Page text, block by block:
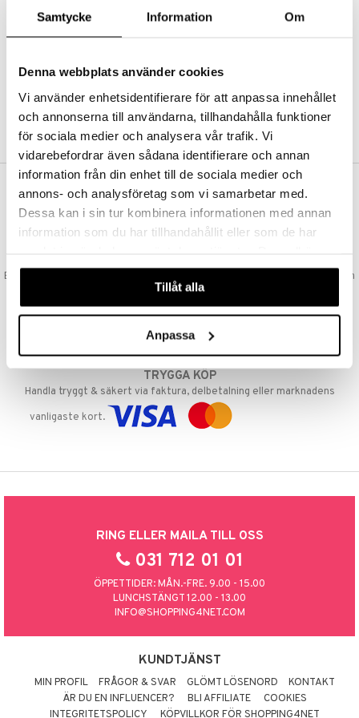
Samtycke Information Om
Denna webbplats använder cookies
Vi använder enhetsidentifierare för att anpassa innehållet
och annonserna till användarna, tillhandahålla funktioner
för sociala medier och analysera vår trafik. Vi
vidarebefordrar även sådana identifierare och annan
information från din enhet till de sociala medier och
annons- och analysföretag som vi samarbetar med.
Dessa kan i sin tur kombinera informationen med annan
information som du har tillhandahållit eller som de har
våra cookies vid fortsatt användande av vår webbplats.
Tillåt alla
Anpassa
Abonnemang
Bevaka produkter
Recensera produkter
SKAPA KUND
VAD KOSTAR FRAKTEN?
Vi erbjuder fri frakt från 350 kr. Vår gräns för fraktfri leverans bestäms
utifån vilken avdelning du handlar från. Läs mer här »
Beställningar lagda före 14:00 (gäller varor i lager) skickas normalt ut från
oss samma dag.
GODKÄND AV LÄKEMEDELSVERKET
EU-logotypen är symbolen som visar att vi är godkända av
TRYGGA KÖP
Handla tryggt & säkert via faktura, delbetalning eller marknadens
vanligaste kort.
RING ELLER MAILA TILL OSS
031 712 01 01
ÖPPETTIDER: MÅN.-FRE. 9.00 - 15.00
LUNCHSTÄNGT 12.00 - 13.00
INFO@SHOPPING4NET.COM
KUNDTJÄNST
MIN PROFIL FRÅGOR & SVAR GLÖMT LÖSENORD
KONTAKT
ÄR DU EN INFLUENCER?
BLI AFFILIATE
COOKIES
INTEGRITETSPOLICY
KÖPVILLKOR FÖR SHOPPING4NET